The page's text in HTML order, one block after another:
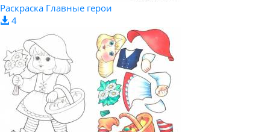
Раскраска Главные герои
4